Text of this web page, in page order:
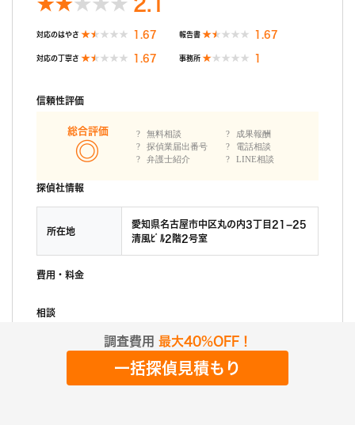
調査費用 最大40%OFF！
一括探偵見積もり
2.1
対応のはやさ 1.67 報告書 1.67
対応の丁寧さ 1.67 事務所 1
信頼性評価
総合評価
無料相談
探偵業届出番号
弁護士紹介
成果報酬
電話相談
LINE相談
探偵社情報
所在地
愛知県名古屋市中区丸の内3丁目21−25
清風ﾋﾞﾙ2階2号室
費用・料金
相談
口コミ点数 57点 浮気調査:失敗